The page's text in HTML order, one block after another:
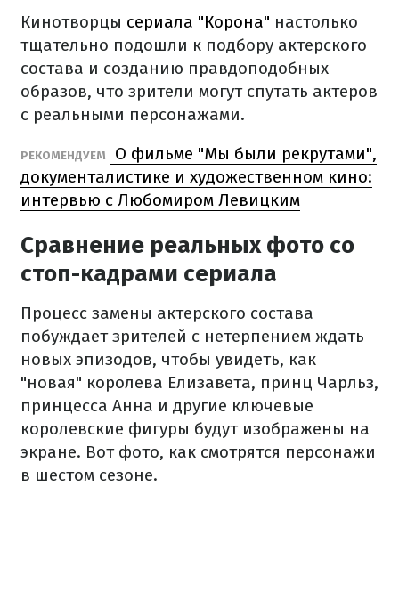
Кинотворцы сериала "Корона" настолько
тщательно подошли к подбору актерского
состава и созданию правдоподобных
образов, что зрители могут спутать актеров
с реальными персонажами.
РЕКОМЕНДУЕМ
О фильме "Мы были рекрутами",
документалистике и художественном кино:
интервью с Любомиром Левицким
Сравнение реальных фото со
стоп-кадрами сериала
Процесс замены актерского состава
побуждает зрителей с нетерпением ждать
новых эпизодов, чтобы увидеть, как
"новая" королева Елизавета, принц Чарльз,
принцесса Анна и другие ключевые
королевские фигуры будут изображены на
экране. Вот фото, как смотрятся персонажи
в шестом сезоне.